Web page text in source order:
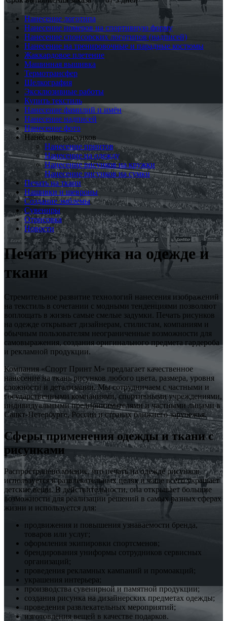
Нанесение логотипа
Нанесение номеров на спортивную форму
Нанесение спонсорских логотипов (надписей)
Нанесение на тренировочные и парадные костюмы
Жаккардовое плетение
Машинная вышивка
Термотрансфер
Шелкография
Эксклюзивные работы
Купить текстиль
Нанесение фамилий и имён
Нанесение надписей
Нанесение фото
Нанесение рисунков
Нанесение принтов
Нанесение на одежду
Нанесение рисунков на кружки
Нанесение рисунков на сумки
Печать на ткани
Нашивки и шевроны
Создание эмблемы
Сувениры
Отрисовка
Новости
Печать рисунка на одежде и
ткани
Стремительное развитие технологий нанесения изображений
на текстиль в сочетании с модными тенденциями позволяют
воплощать в жизнь самые смелые задумки. Печать рисунков
на одежде открывает дизайнерам, стилистам, компаниям и
обычным пользователям неограниченные возможности для
самовыражения, создания оригинального предмета гардероба
и рекламной продукции.
Компания «Спорт Принт М» предлагает качественное
нанесение на ткань рисунков любого цвета, размера, уровня
сложности и детализации. Мы сотрудничаем с частными и
государственными компаниями, спортивными учреждениями,
индивидуальными предпринимателями и частными лицами в
Санкт-Петербурге, России и странах ближнего зарубежья.
Сферы применения одежды и ткани с
рисунками
Распространено мнение, что печать на одежде рисунков
используется в развлекательных целях и чаще всего украшает
детские вещи. В действительности, она открывает большие
возможности для реализации решений в самых разных сферах
жизни и используется для:
продвижения и повышения узнаваемости бренда,
товаров или услуг;
оформления экипировки спортсменов;
брендирования униформы сотрудников сервисных
организаций;
проведения рекламных кампаний и промоакций;
украшения интерьера;
производства сувенирной и памятной продукции;
создания рисунка на дизайнерских предметах одежды;
проведения развлекательных мероприятий;
изготовления вещей в качестве подарков.